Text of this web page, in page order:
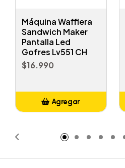
Máquina Wafflera
Sandwich Maker
Pantalla Led
Gofres Lv551 CH
$16.990
Agregar